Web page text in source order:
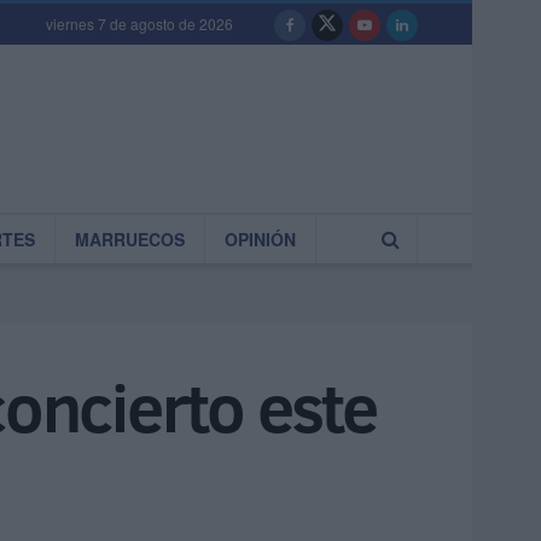
viernes 7 de agosto de 2026
MARRUECOS OPINIÓN
este